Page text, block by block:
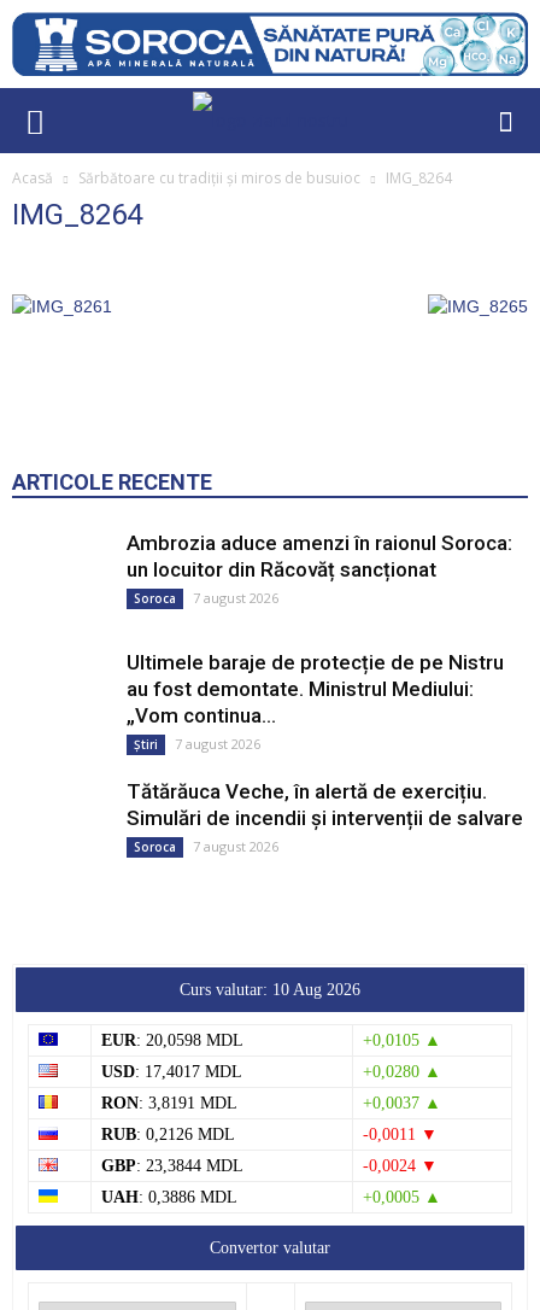
Acasă Sărbătoare cu tradiții și miros de busuioc IMG_8264
IMG_8264
ARTICOLE RECENTE
Ambrozia aduce amenzi în raionul Soroca:
un locuitor din Răcovăț sancționat
Soroca 7 august 2026
Ultimele baraje de protecție de pe Nistru
au fost demontate. Ministrul Mediului:
„Vom continua...
Știri 7 august 2026
Tătărăuca Veche, în alertă de exercițiu.
Simulări de incendii și intervenții de salvare
Soroca 7 august 2026
Curs valutar: 10 Aug 2026
EUR: 20,0598 MDL
+0,0105 ▲
USD: 17,4017 MDL
+0,0280 ▲
RON: 3,8191 MDL
+0,0037 ▲
RUB: 0,2126 MDL
-0,0011 ▼
GBP: 23,3844 MDL
-0,0024 ▼
UAH: 0,3886 MDL +0,0005 ▲
Convertor valutar